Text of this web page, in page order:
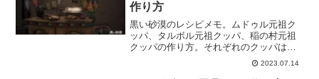
作り方
黒い砂漠のレシピメモ。ムドゥル元祖ク
ッパ、タルボル元祖クッパ、稲の村元祖
クッパの作り方。それぞれのクッパは事
前に知識を得る必要があります。スタミ
ナ、力、健康の経験値がLv40以下のキャ
2023.07.14